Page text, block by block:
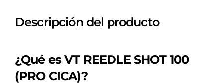
cantidad
Descripción del producto
¿Qué es VT REEDLE SHOT 100
(PRO CICA)?